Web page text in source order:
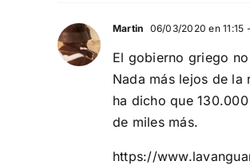
Martin 06/03/2020 en 11:15
El gobierno griego
Nada más lejos de
ha dicho que
de miles más.
https://